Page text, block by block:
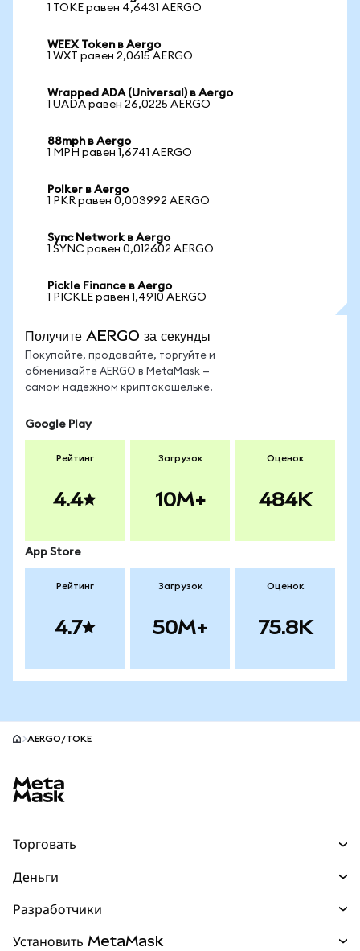
1 TOKE равен 4,6431 AERGO
WEEX Token в Aergo
1 WXT равен 2,0615 AERGO
Wrapped ADA (Universal) в Aergo
1 UADA равен 26,0225 AERGO
88mph в Aergo
1 MPH равен 1,6741 AERGO
Polker в Aergo
1 PKR равен 0,003992 AERGO
Sync Network в Aergo
1 SYNC равен 0,012602 AERGO
Pickle Finance в Aergo
1 PICKLE равен 1,4910 AERGO
Получите AERGO за секунды
Покупайте, продавайте, торгуйте и
обменивайте AERGO в MetaMask —
самом надёжном криптокошельке.
Google Play
Рейтинг
4.4
Загрузок
10M+
Оценок
484K
App Store
Рейтинг
4.7
Загрузок
50M+
Оценок
75.8K
AERGO/TOKE
Торговать
Прогнозы
Перпы НОВИНКА
Деньги
Разработчики
Установить MetaMask